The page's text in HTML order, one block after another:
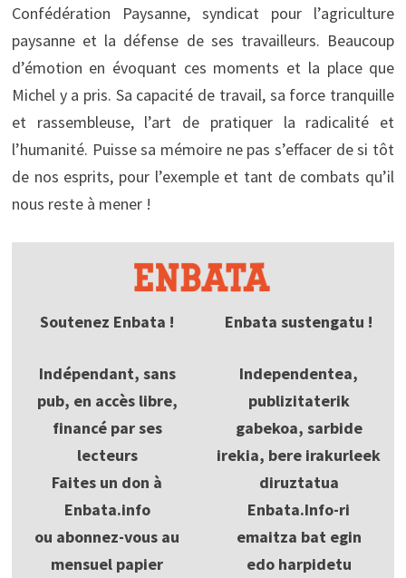
Confédération Paysanne, syndicat pour l’agriculture
paysanne et la défense de ses travailleurs. Beaucoup
d’émotion en évoquant ces moments et la place que
Michel y a pris. Sa capacité de travail, sa force tranquille
et rassembleuse, l’art de pratiquer la radicalité et
l’humanité. Puisse sa mémoire ne pas s’effacer de si tôt
de nos esprits, pour l’exemple et tant de combats qu’il
nous reste à mener !
Soutenez Enbata !
Indépendant, sans
pub, en accès libre,
financé par ses
lecteurs
Faites un don à
Enbata.info
ou abonnez-vous au
mensuel papier
Enbata sustengatu !
Independentea,
publizitaterik
gabekoa, sarbide
irekia, bere irakurleek
diruztatua
Enbata.Info-ri
emaitza bat egin
edo harpidetu